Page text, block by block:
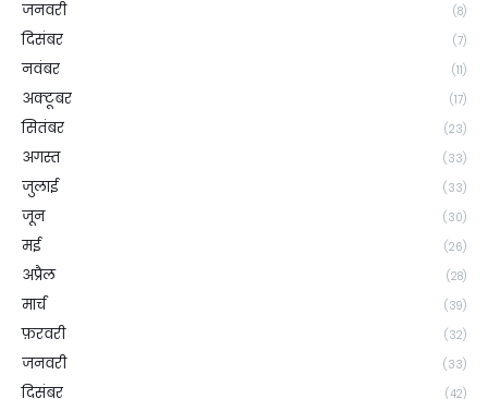
जनवरी (8)
दिसंबर (7)
नवंबर (11)
अक्टूबर (17)
सितंबर (23)
अगस्त (33)
जुलाई (33)
जून (30)
मई (26)
अप्रैल (28)
मार्च (39)
फ़रवरी (32)
जनवरी (33)
दिसंबर (42)